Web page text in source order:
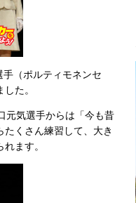
（ポルティモネンセ
た。
元気選手からは「今も昔
くさん練習して、大き
ます。